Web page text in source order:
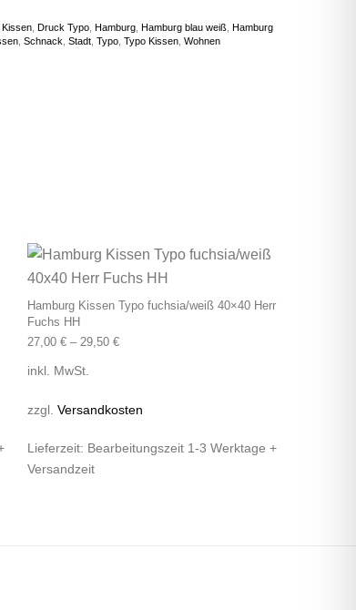
, Druck Typo, Hamburg, Hamburg blau weiß, Hamburg
, Schnack Stadt, Typo, Typo Kissen, Wohnen
werdenkönnen auf der Produktseite gewählt werden
Produkt weist mehrere Varianten auf. Die Optionen
Hamburg Kissen Typo fuchsia/weiß 40×40 Herr
Fuchs HH
27,00 € – 29,50 €
inkl. MwSt.
zzgl. Versandkosten
Lieferzeit: Bearbeitungszeit 1-3 Werktage +
Versandzeit